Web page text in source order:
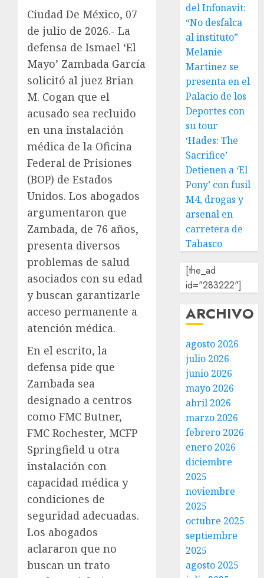
Ciudad De México, 07
de julio de 2026.- La
defensa de Ismael ‘El
Mayo’ Zambada García
solicitó al juez Brian
M. Cogan que el
acusado sea recluido
en una instalación
médica de la Oficina
Federal de Prisiones
(BOP) de Estados
Unidos. Los abogados
argumentaron que
Zambada, de 76 años,
presenta diversos
problemas de salud
asociados con su edad
y buscan garantizarle
acceso permanente a
atención médica.
En el escrito, la
defensa pide que
Zambada sea
designado a centros
como FMC Butner,
FMC Rochester, MCFP
Springfield u otra
instalación con
capacidad médica y
condiciones de
seguridad adecuadas.
Los abogados
aclararon que no
buscan un trato
del Infonavit:
“No desfalca
al instituto”
Melanie
Martinez se
presenta en el
Palacio de los
Deportes con
su tour
‘Hades: The
Sacrifice’
Detienen a ‘El
Pony’ con fusil
M4, drogas y
arsenal en
carretera de
Tabasco
[the_ad
id="283222"]
ARCHIVO
agosto 2026
julio 2026
junio 2026
mayo 2026
abril 2026
marzo 2026
febrero 2026
enero 2026
diciembre
2025
noviembre
2025
octubre 2025
septiembre
2025
agosto 2025